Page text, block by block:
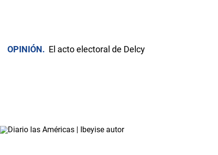
OPINIÓN El acto electoral de Delcy